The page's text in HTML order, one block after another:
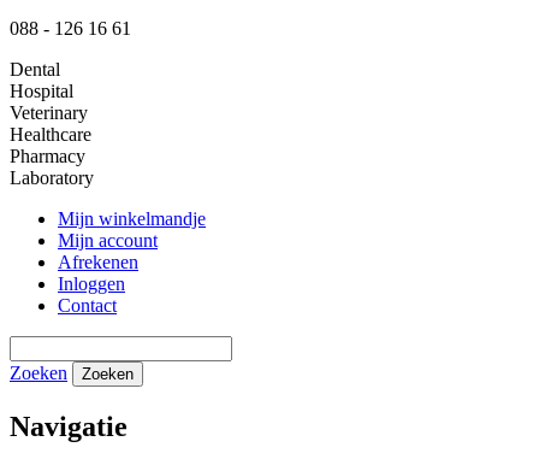
088 - 126 16 61
Dental
Hospital
Veterinary
Healthcare
Pharmacy
Laboratory
Mijn winkelmandje
Mijn account
Afrekenen
Inloggen
Contact
Zoeken Zoeken
Navigatie